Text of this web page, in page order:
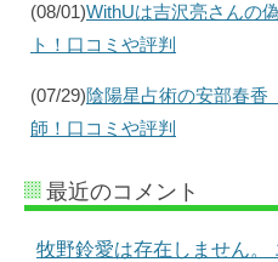
(08/01)WithUは吉沢亮さんの
ト！口コミや評判
(07/29)陰陽星占術の安部春香
師！口コミや評判
最近のコメント
牧野鈴愛は存在しません。